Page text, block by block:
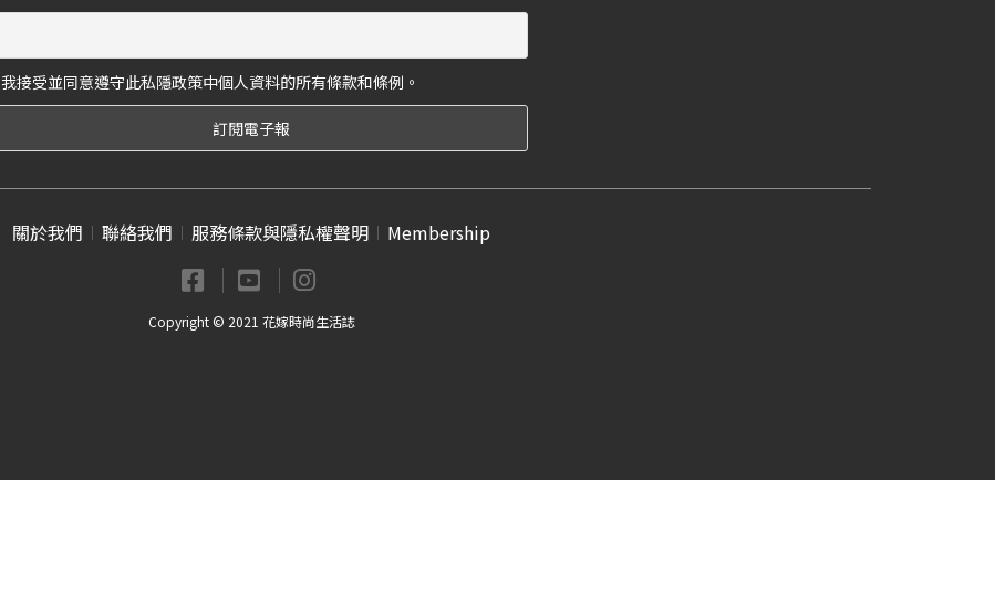
我接受並同意遵守此私隱政策中個人資料的所有條款和條例。
關於我們 聯絡我們 服務條款與隱私權聲明 Membership
Copyright © 2021 花嫁時尚生活誌